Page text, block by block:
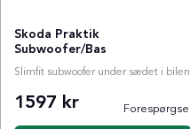
Skoda Praktik
Subwoofer/Bas
Slimfit subwoofer under sædet i bilen
1597 kr Forespørgsel